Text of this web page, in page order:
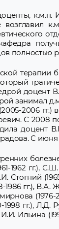
СНО
полностью
терапии
доцент
занимал
2006
С 2008
доцент
С
1962 гг.),
Стогний
1986 гг.),
гг.),
И.И. Ильина